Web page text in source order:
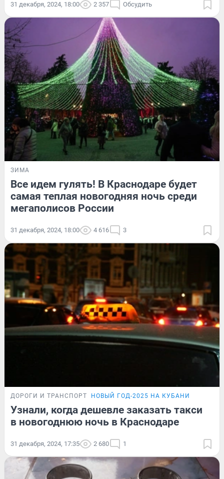
31 декабря, 2024, 18:00 2 357 Обсудить
ЗИМА
Все идем гулять! В Краснодаре будет
самая теплая новогодняя ночь среди
мегаполисов России
31 декабря, 2024, 18:00 4 616 3
ДОРОГИ И ТРАНСПОРТ НОВЫЙ ГОД-2025 НА КУБАНИ
Узнали, когда дешевле заказать такси
в новогоднюю ночь в Краснодаре
31 декабря, 2024, 17:35 2 680 1